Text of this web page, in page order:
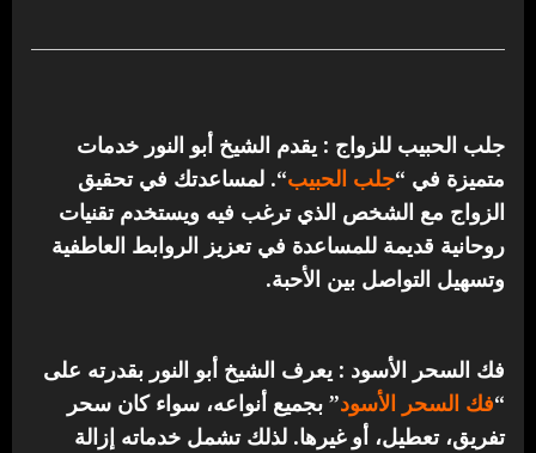
جلب الحبيب للزواج : يقدم الشيخ أبو النور خدمات
متميزة في “جلب الحبيب“. لمساعدتك في تحقيق
الزواج مع الشخص الذي ترغب فيه ويستخدم تقنيات
روحانية قديمة للمساعدة في تعزيز الروابط العاطفية
وتسهيل التواصل بين الأحبة.
فك السحر الأسود : يعرف الشيخ أبو النور بقدرته على
“فك السحر الأسود” بجميع أنواعه، سواء كان سحر
تفريق، تعطيل، أو غيرها. لذلك تشمل خدماته إزالة